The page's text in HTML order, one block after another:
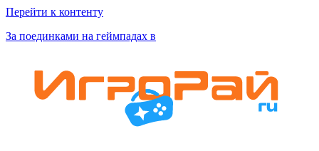
Перейти к контенту
За поединками на геймпадах в